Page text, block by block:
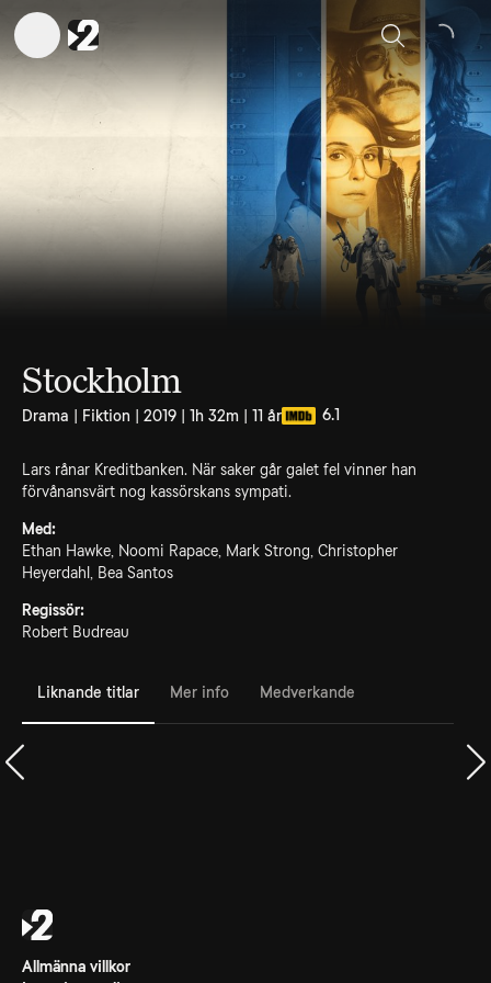
Sök
Stockholm
Drama | Fiktion | 2019 | 1h 32m | 11 år 6.1
Lars rånar Kreditbanken. När saker går galet fel vinner han
förvånansvärt nog kassörskans sympati.
Med:
Ethan Hawke, Noomi Rapace, Mark Strong, Christopher
Heyerdahl, Bea Santos
Regissör:
Robert Budreau
Liknande titlar Mer info Medverkande
Allmänna villkor